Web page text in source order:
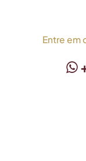
Entre em